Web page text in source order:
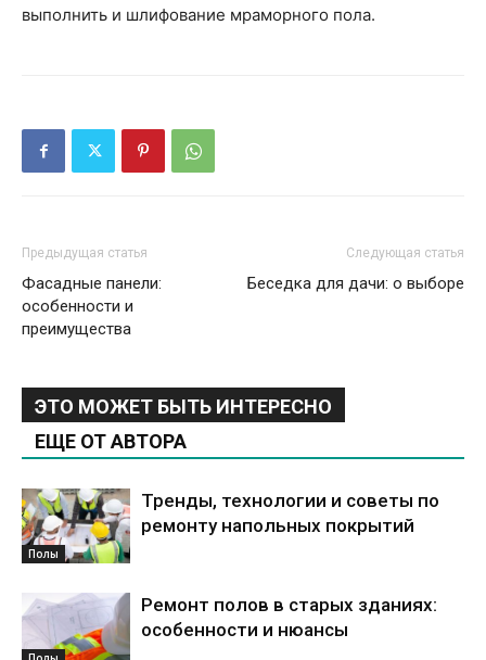
выполнить и шлифование мраморного пола.
Предыдущая статья
Фасадные панели:
особенности и
преимущества
Следующая статья
Беседка для дачи: о выборе
ЭТО МОЖЕТ БЫТЬ ИНТЕРЕСНО
ЕЩЕ ОТ АВТОРА
Полы
Тренды, технологии и советы по
ремонту напольных покрытий
Ремонт полов в старых зданиях:
особенности и нюансы